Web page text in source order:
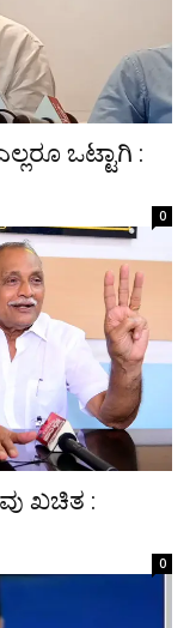
ಒಟ್ಟಾಗಿ :
0
ಖಚಿತ :
0